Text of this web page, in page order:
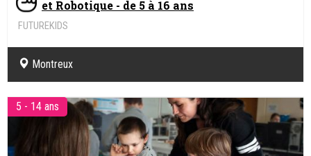
et Robotique - de 5 à 16 ans
FUTUREKIDS
Montreux
5 - 14 ans